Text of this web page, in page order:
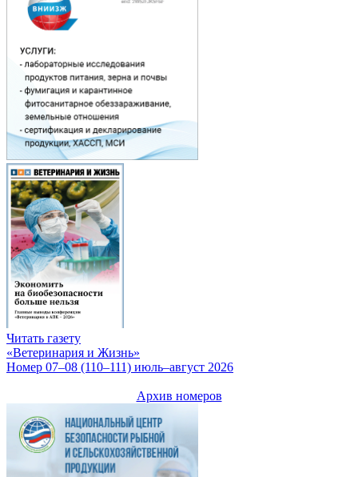
Читать газету
«Ветеринария и Жизнь»
Номер 07–08 (110–111) июль–август 2026
Архив номеров